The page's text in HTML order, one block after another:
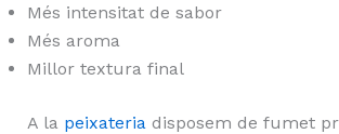
Més intensitat de sabor
Més aroma
Millor textura final
A la peixateriadisposem de fumet